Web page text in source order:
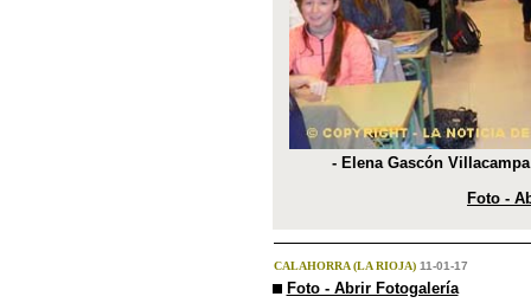
- Elena Gascón
Foto -
CALAHORRA (LA RIOJA) 11-01-17
Foto - Abrir Fotogalería